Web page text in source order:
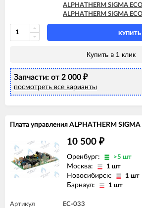
ALPHATHERM SIGMA
ALPHATHERM SIGMA
КУПИТЬ
Купить в 1 клик
Запчасти: от 2 000 ₽
посмотреть все варианты
Плата управления ALPHATHERM
10 500 ₽
Оренбург: >5 шт
Москва: 1 шт
Новосибирск: 1 шт
Барнаул: 1 шт
Артикул EC-033